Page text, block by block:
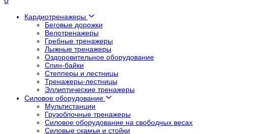
Кардиотренажеры
Беговые дорожки
Велотренажеры
Гребные тренажеры
Лыжные тренажеры
Оздоровительное оборудование
Спин-байки
Степперы и лестницы
Тренажеры-лестницы
Эллиптические тренажеры
Силовое оборудование
Мультистанции
Грузоблочные тренажеры
Силовое оборудование на свободных весах
Силовые скамьи и стойки